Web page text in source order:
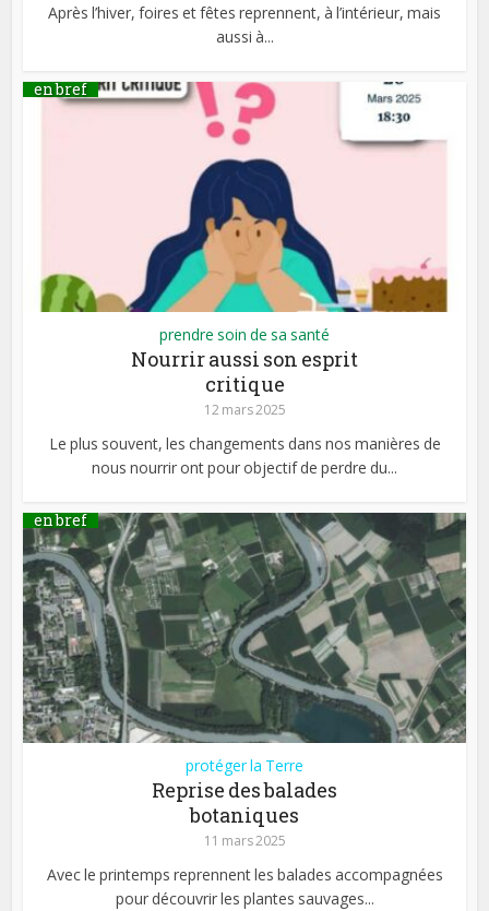
Après l’hiver, foires et fêtes reprennent, à l’intérieur, mais
aussi à...
en bref
prendre soin de sa santé
Nourrir aussi son esprit
critique
12 mars 2025
Le plus souvent, les changements dans nos manières de
nous nourrir ont pour objectif de perdre du...
en bref
protéger la Terre
Reprise des balades
botaniques
11 mars 2025
Avec le printemps reprennent les balades accompagnées
pour découvrir les plantes sauvages...